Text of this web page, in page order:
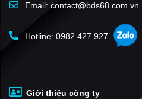
Email: contact@bds68.com.vn
Hotline: 0982 427 927
Giới thiệu công ty